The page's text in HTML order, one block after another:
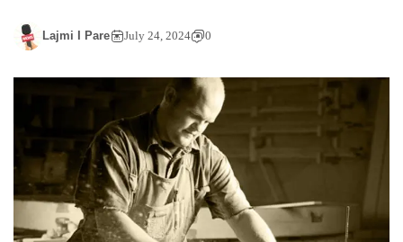
Lajmi I Pare July 24, 2024 0